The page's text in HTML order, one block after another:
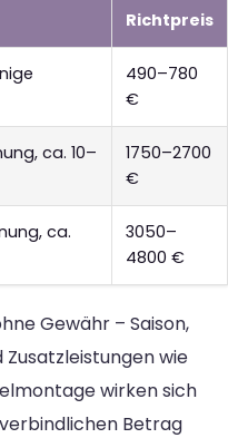
Richtpreis
490–780
€
ca. 10–
1750–2700
€
ca.
3050–
4800 €
Gewähr – Saison,
wie
wirken sich
Betrag